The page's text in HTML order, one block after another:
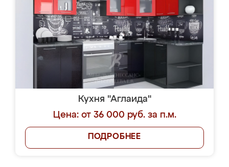
Кухня "Аглаида"
Цена: от 36 000 руб. за п.м.
ПОДРОБНЕЕ